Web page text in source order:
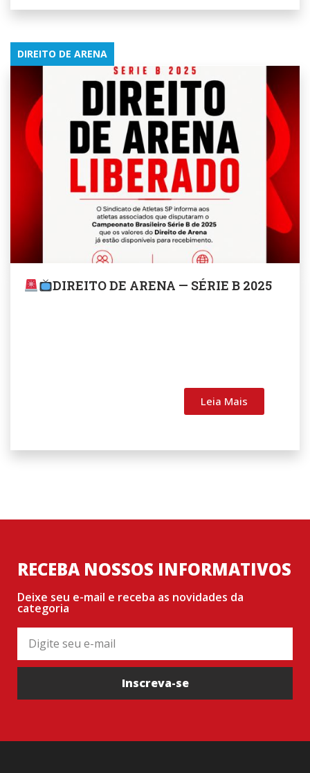
DIREITO DE ARENA
DIREITO DE ARENA — SÉRIE B 2025
Leia Mais
RECEBA NOSSOS INFORMATIVOS
Deixe seu e-mail e receba as novidades da
categoria
Inscreva-se